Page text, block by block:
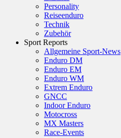
Personality
Reiseenduro
Technik
Zubehör
Sport Reports
Allgemeine Sport-News
Enduro DM
Enduro EM
Enduro WM
Extrem Enduro
GNCC
Indoor Enduro
Motocross
MX Masters
Race-Events